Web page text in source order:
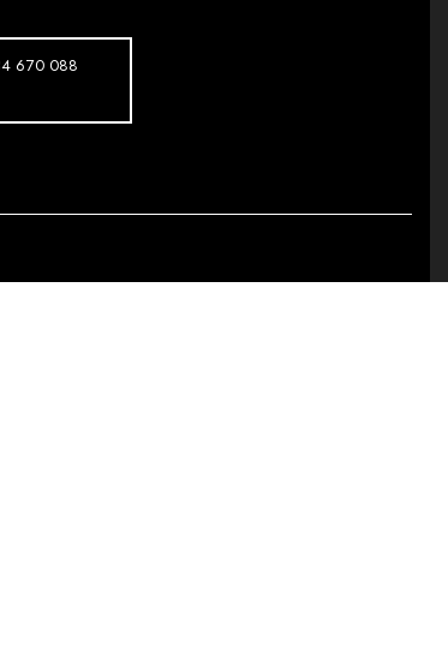
670 088